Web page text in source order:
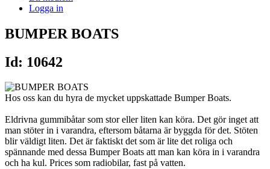
Logga in
BUMPER BOATS
Id: 10642
Hos oss kan du hyra de mycket uppskattade Bumper Boats.
Eldrivna gummibåtar som stor eller liten kan köra. Det gör inget att
man stöter in i varandra, eftersom båtarna är byggda för det. Stöten
blir väldigt liten. Det är faktiskt det som är lite det roliga och
spännande med dessa Bumper Boats att man kan köra in i varandra
och ha kul. Prices som radiobilar, fast på vatten.